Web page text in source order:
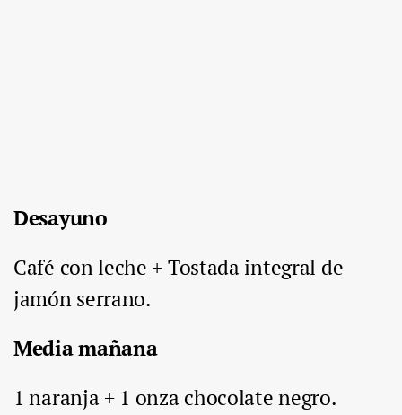
Desayuno
Café con leche + Tostada integral de
jamón serrano.
Media mañana
1 naranja + 1 onza chocolate negro.